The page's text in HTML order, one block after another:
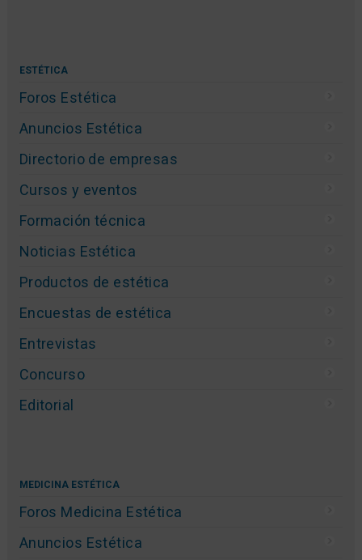
ESTÉTICA
Foros Estética
Anuncios Estética
Directorio de empresas
Cursos y eventos
Formación técnica
Noticias Estética
Productos de estética
Encuestas de estética
Entrevistas
Concurso
Editorial
MEDICINA ESTÉTICA
Foros Medicina Estética
Anuncios Estética